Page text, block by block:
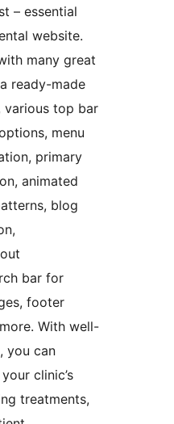
– essential
website.
many great
ready-made
various top bar
menu
primary
animated
blog
bar for
footer
With well-
you can
clinic’s
treatments,